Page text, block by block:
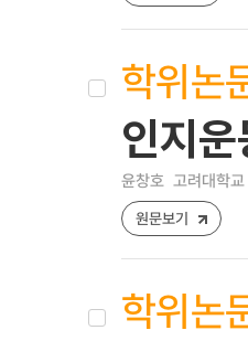
학위논
인지
윤창호 고려대학
원문보기
학위논